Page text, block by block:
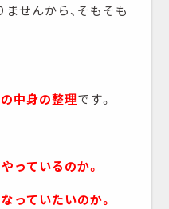
せんから、そもそも
中身の整理です。
っているのか。
っていたいのか。